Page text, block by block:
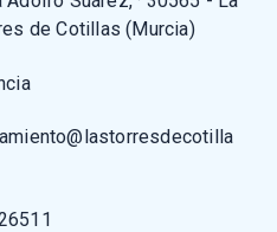
de Cotillas (Murcia)